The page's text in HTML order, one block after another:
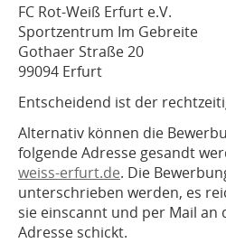
FC Rot-Weiß Erfurt e.V.
Sportzentrum Im Gebreite
Gothaer Straße 20
99094 Erfurt
Entscheidend ist der
Alternativ können die
folgende Adresse gesandt
weiss-erfurt.de. Die
unterschrieben werden, es
sie einscannt und per Mail an
Adresse schickt.